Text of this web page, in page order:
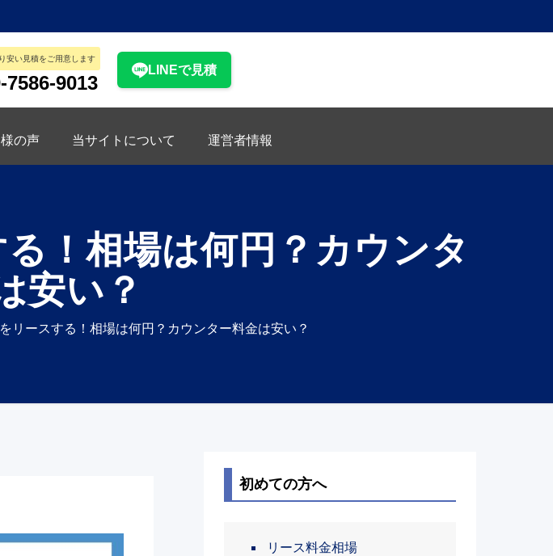
安い見積をご用意します
7586-9013
LINEで見積
の声 当サイトについて 運営者情報
！相場は何円？カウンタ
安い？
リースする！相場は何円？カウンター料金は安い？
初めての方へ
リース料金相場